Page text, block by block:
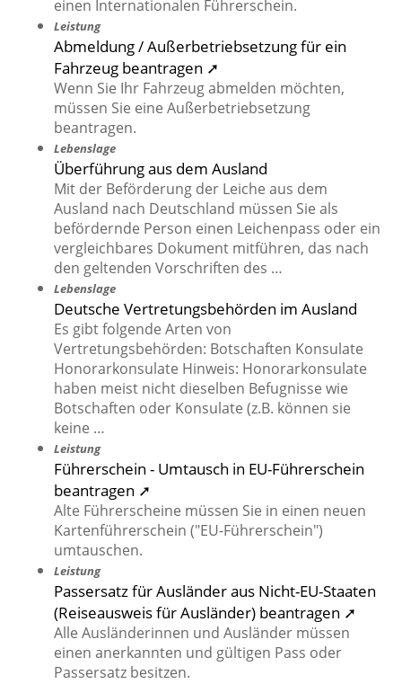
einen Internationalen Führerschein.
Leistung
Abmeldung / Außerbetriebsetzung für ein
Fahrzeug beantragen ➚
Wenn Sie Ihr Fahrzeug abmelden möchten,
müssen Sie eine Außerbetriebsetzung
beantragen.
Lebenslage
Überführung aus dem Ausland
Mit der Beförderung der Leiche aus dem
Ausland nach Deutschland müssen Sie als
befördernde Person einen Leichenpass oder ein
vergleichbares Dokument mitführen, das nach
den geltenden Vorschriften des …
Lebenslage
Deutsche Vertretungsbehörden im Ausland
Es gibt folgende Arten von
Vertretungsbehörden: Botschaften Konsulate
Honorarkonsulate Hinweis: Honorarkonsulate
haben meist nicht dieselben Befugnisse wie
Botschaften oder Konsulate (z.B. können sie
keine …
Leistung
Führerschein - Umtausch in EU-Führerschein
beantragen ➚
Alte Führerscheine müssen Sie in einen neuen
Kartenführerschein ("EU-Führerschein")
umtauschen.
Leistung
Passersatz für Ausländer aus Nicht-EU-Staaten
(Reiseausweis für Ausländer) beantragen ➚
Alle Ausländerinnen und Ausländer müssen
einen anerkannten und gültigen Pass oder
Passersatz besitzen.